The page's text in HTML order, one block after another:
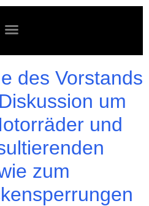
des Vorstands
um
und
zum